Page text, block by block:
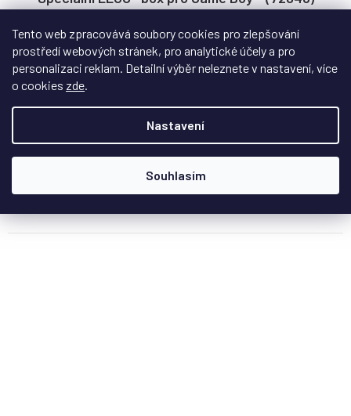
Tento web zpracovává soubory cookies pro zlepšování
prostředí webových stránek, pro analytické účely a pro
personalizaci reklam. Detailní výběr neleznete v nastavení, více
o cookies zde
Nastavení
Souhlasím
929 Kč/ ks
DETAIL
Stylová vitrína pro LEGO® Super Mario Game Boy (72046) s